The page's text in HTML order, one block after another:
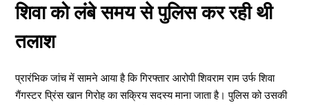
शिवा को लंबे समय से पुलिस कर रही थी
तलाश
प्रारंभिक जांच में सामने आया है कि गिरफ्तार आरोपी शिवराम राम उर्फ शिवा
गैंगस्टर प्रिंस खान गिरोह का सक्रिय सदस्य माना जाता है। पुलिस को उसकी